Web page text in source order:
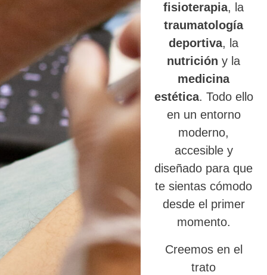
fisioterapia, la
traumatología
deportiva, la
nutrición y la
medicina
estética. Todo ello
en un entorno
moderno,
accesible y
diseñado para que
te sientas cómodo
desde el primer
momento.
Creemos en el
trato